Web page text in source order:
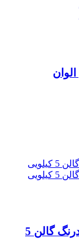
رنگ نیم پلاستیک سفید مات ساتراپ مهدرنگ گالن 5